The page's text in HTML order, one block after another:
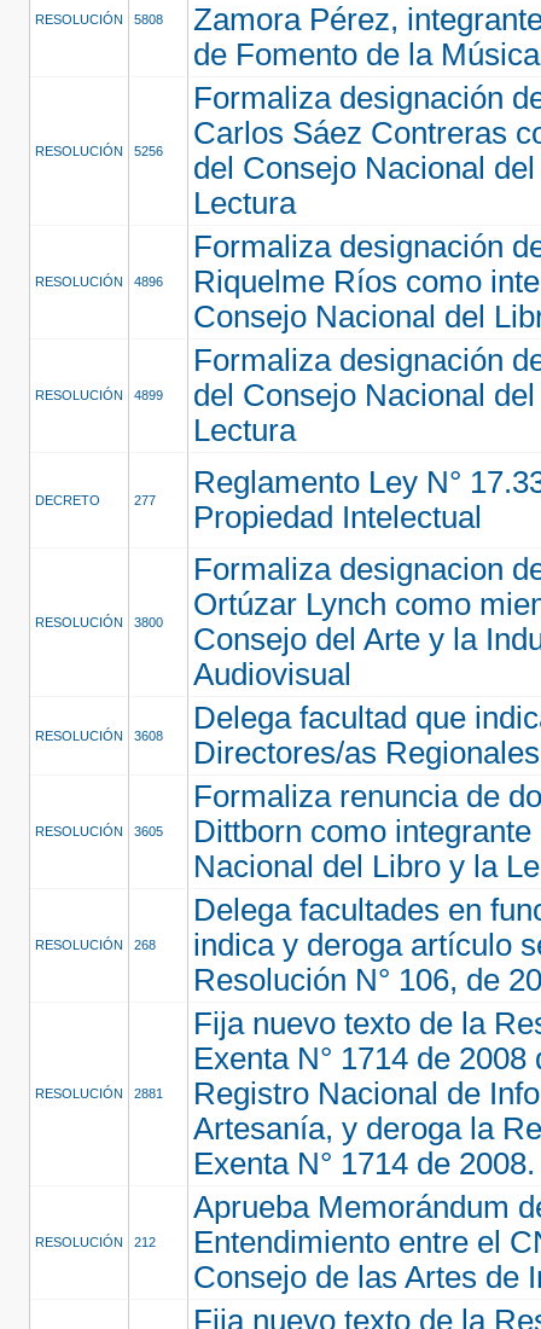
RESOLUCIÓN 5808
Zamora Pérez,
de Fomento de la
RESOLUCIÓN 5256
Formaliza designación
Carlos Sáez Contreras
del Consejo Nacional
Lectura
RESOLUCIÓN 4896
Formaliza designación
Riquelme Ríos como
Consejo Nacional del
RESOLUCIÓN 4899
Formaliza designación
del Consejo Nacional
Lectura
DECRETO 277
Reglamento Ley N°
Propiedad Intelectual
RESOLUCIÓN 3800
Formaliza designacion
Ortúzar Lynch como
Consejo del Arte y la
Audiovisual
RESOLUCIÓN 3608
Delega facultad que
Directores/as Regionales
RESOLUCIÓN 3605
Formaliza renuncia de
Dittborn como
Nacional del Libro y la
RESOLUCIÓN 268
Delega facultades en
indica y deroga artículo
Resolución N° 106, de
RESOLUCIÓN 2881
Fija nuevo texto de la
Exenta N° 1714 de 2008
Registro Nacional de
Artesanía, y deroga la
Exenta N° 1714 de 2008.
RESOLUCIÓN 212
Aprueba Memorándum
Entendimiento entre el
Consejo de las Artes de
Fija nuevo texto de la